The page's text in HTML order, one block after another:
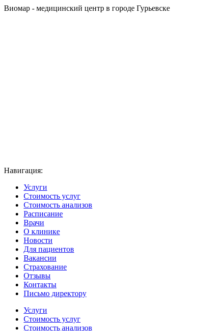
Виомар - медицинский центр в городе Гурьевске
Навигация:
Услуги
Стоимость услуг
Стоимость анализов
Расписание
Врачи
О клинике
Новости
Для пациентов
Вакансии
Страхование
Отзывы
Контакты
Письмо директору
Услуги
Стоимость услуг
Стоимость анализов